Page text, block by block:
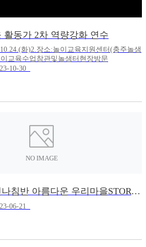
활동가 2차 역량강화 연수
화)2.장소:놀이교육지원센터(충주놀샘
교육수업참관및놀샘터현장방문
10-30
2023. 진천시민나침반 아름다운 우리마을STORY 홍보단 활동영상
06-21